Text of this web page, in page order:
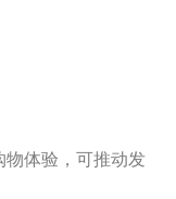
物体验，可推动发